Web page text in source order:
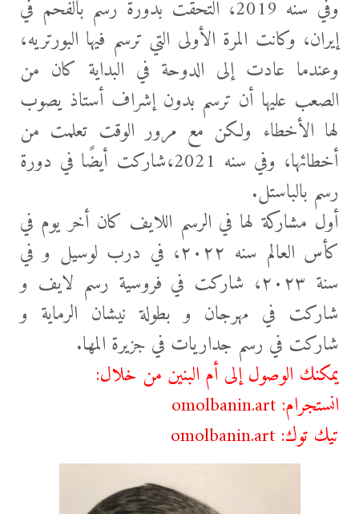
وفي سنه 2019، التحقت بدورة رسم بالفحم في
إيران، وكانت المرة الأولى التي ترسم فيها البورتريه،
وعندما عادت إلى الدوحة في البداية كان من
الصعب عليها أن ترسم بدون إشراف أستاذ يصوب
لها الأخطاء ولكن مع مرور الوقت تعلمت من
أخطائها، وفي سنه 2021،شاركت أيضًا في دورة
رسم بالباستل.
أول مشاركة لها في الرسم اللايف كان أخر يوم في
كأس العالم سنه ٢٠٢٢، في درب لوسيل و في
سنة ٢٠٢٣، شاركت في فروسية رسم لايف و
شاركت في مهرجان و بطولة نيشان الرماية و
شاركت في رسم جداريات في جزيرة المها.
يمكنك الوصول إلى أم البنين من خلال:
انستجرام:
تيك توك: omolbanin.art